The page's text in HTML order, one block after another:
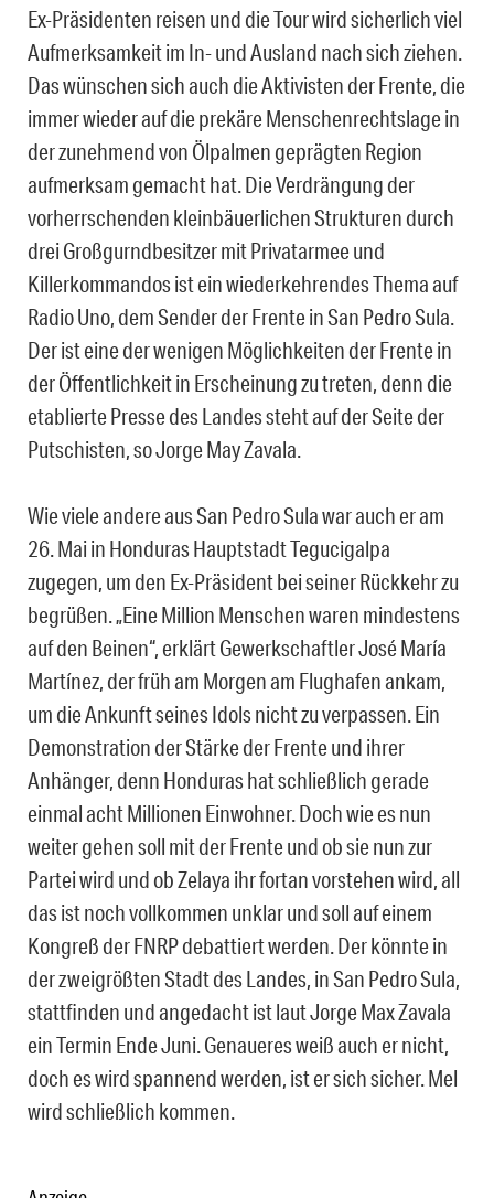
Ex-Präsidenten reisen und die Tour wird sicherlich viel
Aufmerksamkeit im In- und Ausland nach sich ziehen.
Das wünschen sich auch die Aktivisten der Frente, die
immer wieder auf die prekäre Menschenrechtslage in
der zunehmend von Ölpalmen geprägten Region
aufmerksam gemacht hat. Die Verdrängung der
vorherrschenden kleinbäuerlichen Strukturen durch
drei Großgurndbesitzer mit Privatarmee und
Killerkommandos ist ein wiederkehrendes Thema auf
Radio Uno, dem Sender der Frente in San Pedro Sula.
Der ist eine der wenigen Möglichkeiten der Frente in
der Öffentlichkeit in Erscheinung zu treten, denn die
etablierte Presse des Landes steht auf der Seite der
Putschisten, so Jorge May Zavala.
Wie viele andere aus San Pedro Sula war auch er am
26. Mai in Honduras Hauptstadt Tegucigalpa
zugegen, um den Ex-Präsident bei seiner Rückkehr zu
begrüßen. „Eine Million Menschen waren mindestens
auf den Beinen“, erklärt Gewerkschaftler José María
Martínez, der früh am Morgen am Flughafen ankam,
um die Ankunft seines Idols nicht zu verpassen. Ein
Demonstration der Stärke der Frente und ihrer
Anhänger, denn Honduras hat schließlich gerade
einmal acht Millionen Einwohner. Doch wie es nun
weiter gehen soll mit der Frente und ob sie nun zur
Partei wird und ob Zelaya ihr fortan vorstehen wird, all
das ist noch vollkommen unklar und soll auf einem
Kongreß der FNRP debattiert werden. Der könnte in
der zweigrößten Stadt des Landes, in San Pedro Sula,
stattfinden und angedacht ist laut Jorge Max Zavala
ein Termin Ende Juni. Genaueres weiß auch er nicht,
doch es wird spannend werden, ist er sich sicher. Mel
wird schließlich kommen.